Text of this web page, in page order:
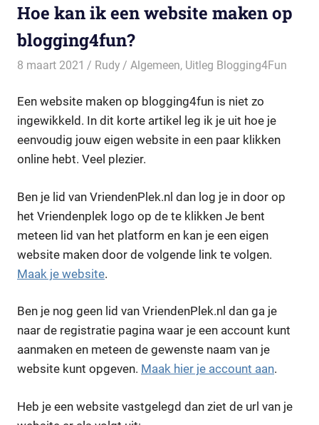
Hoe kan ik een website maken op
blogging4fun?
8 maart 2021 Rudy Algemeen, Uitleg Blogging4Fun
Een website maken op blogging4fun is niet zo
ingewikkeld. In dit korte artikel leg ik je uit hoe je
eenvoudig jouw eigen website in een paar klikken
online hebt. Veel plezier.
Ben je lid van VriendenPlek.nl dan log je in door op
het Vriendenplek logo op de te klikken Je bent
meteen lid van het platform en kan je een eigen
website maken door de volgende link te volgen.
Maak je website.
Ben je nog geen lid van VriendenPlek.nl dan ga je
naar de registratie pagina waar je een account kunt
aanmaken en meteen de gewenste naam van je
website kunt opgeven. Maak hier je account aan.
Heb je een website vastgelegd dan ziet de url van je